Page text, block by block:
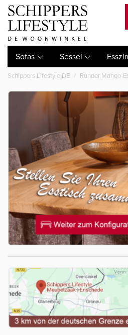
Sofas Sessel
Schippers Lifestyle DE Runder Mango-